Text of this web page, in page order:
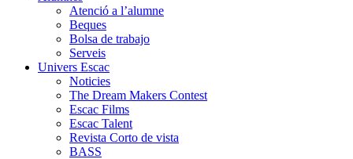
Atenció a l’alumne
Beques
Bolsa de trabajo
Serveis
Univers Escac
Noticies
The Dream Makers Contest
Escac Films
Escac Talent
Revista Corto de vista
BASS